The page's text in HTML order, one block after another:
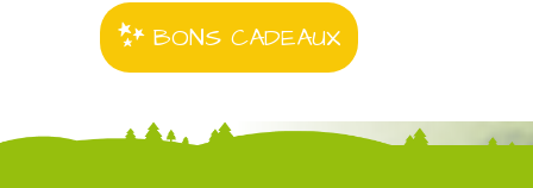
BONS CADEAUX